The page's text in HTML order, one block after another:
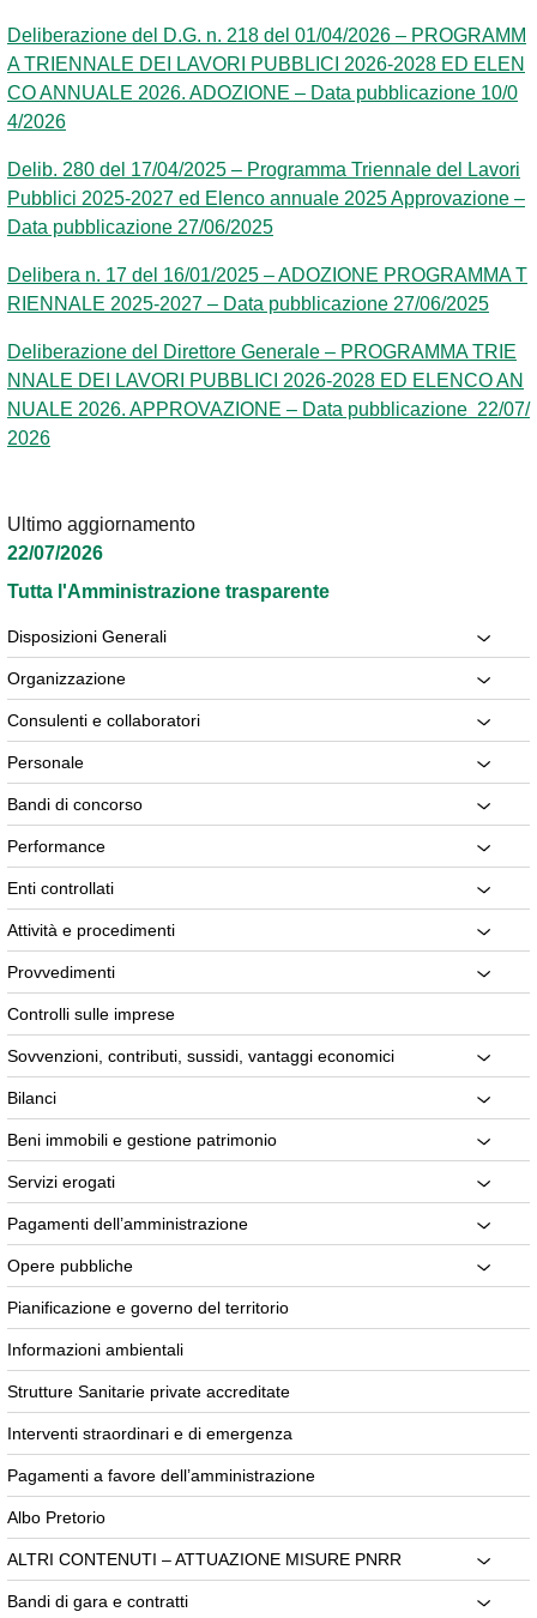
Deliberazione del D.G. n. 218 del 01/04/2026 – PROGRAMM
A TRIENNALE DEI LAVORI PUBBLICI 2026-2028 ED ELEN
CO ANNUALE 2026. ADOZIONE – Data pubblicazione 10/0
4/2026
Delib. 280 del 17/04/2025 – Programma Triennale del Lavori
Pubblici 2025-2027 ed Elenco annuale 2025 Approvazione –
Data pubblicazione 27/06/2025
Delibera n. 17 del 16/01/2025 – ADOZIONE PROGRAMMA T
RIENNALE 2025-2027 – Data pubblicazione 27/06/2025
Deliberazione del Direttore Generale – PROGRAMMA TRIE
NNALE DEI LAVORI PUBBLICI 2026-2028 ED ELENCO AN
NUALE 2026. APPROVAZIONE – Data pubblicazione 22/07/
2026
Ultimo aggiornamento
22/07/2026
Tutta l'Amministrazione trasparente
Disposizioni Generali
Organizzazione
Consulenti e collaboratori
Personale
Bandi di concorso
Performance
Enti controllati
Attività e procedimenti
Provvedimenti
Controlli sulle imprese
Sovvenzioni, contributi, sussidi, vantaggi economici
Bilanci
Beni immobili e gestione patrimonio
Servizi erogati
Pagamenti dell’amministrazione
Opere pubbliche
Pianificazione e governo del territorio
Informazioni ambientali
Strutture Sanitarie private accreditate
Interventi straordinari e di emergenza
Pagamenti a favore dell’amministrazione
Albo Pretorio
ALTRI CONTENUTI – ATTUAZIONE MISURE PNRR
Bandi di gara e contratti